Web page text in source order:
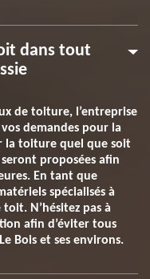
dans tout
de toiture, l’entreprise
demandes pour la
la toiture quel que soit
proposées afin
En tant que
spécialisés à
N’hésitez pas à
afin d’éviter tous
Bois et ses environs.